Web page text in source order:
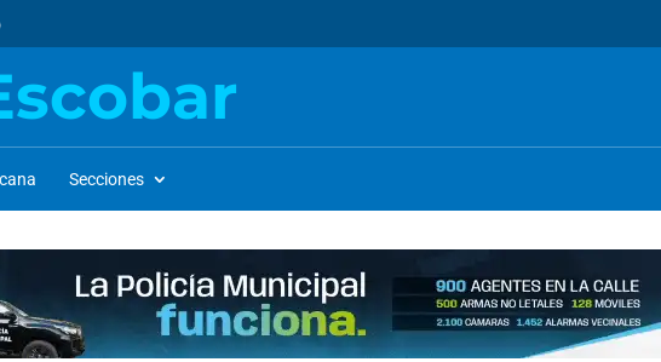
Secciones